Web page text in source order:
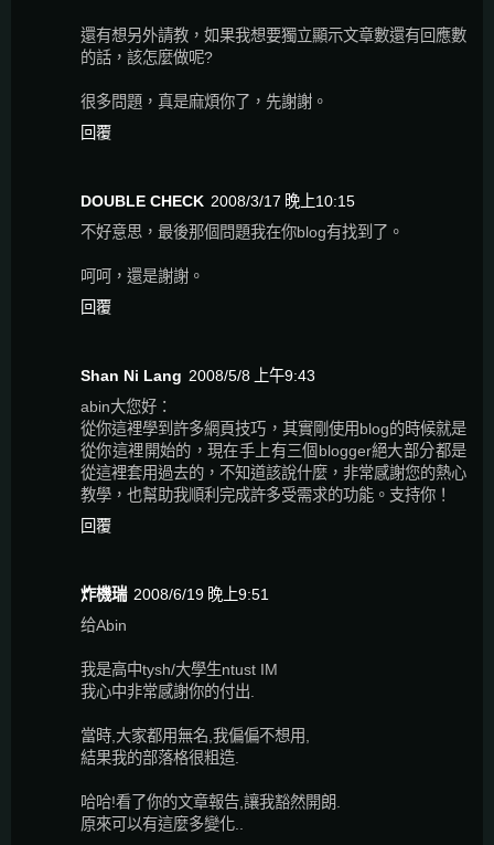
還有想另外請教，如果我想要獨立顯示文章數還有回應數
的話，該怎麼做呢?
很多問題，真是麻煩你了，先謝謝。
回覆
DOUBLE CHECK 2008/3/17 晚上10:15
不好意思，最後那個問題我在你blog有找到了。
呵呵，還是謝謝。
回覆
Shan Ni Lang 2008/5/8 上午9:43
abin大您好：
從你這裡學到許多網頁技巧，其實剛使用blog的時候就是
從你這裡開始的，現在手上有三個blogger絕大部分都是
從這裡套用過去的，不知道該說什麼，非常感謝您的熱心
教學，也幫助我順利完成許多受需求的功能。支持你！
回覆
炸機瑞 2008/6/19 晚上9:51
给Abin
我是高中tysh/大學生ntust IM
我心中非常感謝你的付出.
當時,大家都用無名,我偏偏不想用,
結果我的部落格很粗造.
哈哈!看了你的文章報告,讓我豁然開朗.
原來可以有這麼多變化..